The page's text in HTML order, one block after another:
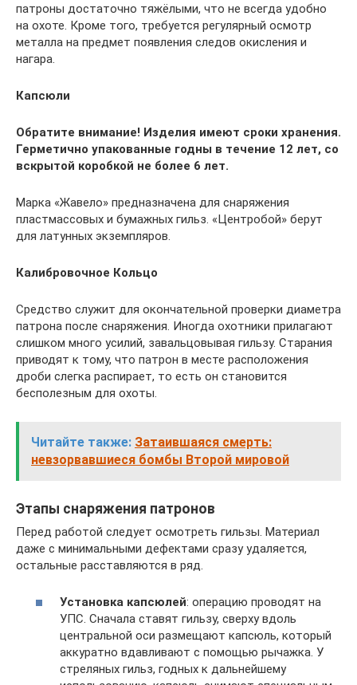
патроны достаточно тяжёлыми, что не всегда удобно
на охоте. Кроме того, требуется регулярный осмотр
металла на предмет появления следов окисления и
нагара.
Капсюли
Обратите внимание! Изделия имеют сроки хранения.
Герметично упакованные годны в течение 12 лет, со
вскрытой коробкой не более 6 лет.
Марка «Жавело» предназначена для снаряжения
пластмассовых и бумажных гильз. «Центробой» берут
для латунных экземпляров.
Калибровочное Кольцо
Средство служит для окончательной проверки диаметра
патрона после снаряжения. Иногда охотники прилагают
слишком много усилий, завальцовывая гильзу. Старания
приводят к тому, что патрон в месте расположения
дроби слегка распирает, то есть он становится
бесполезным для охоты.
Читайте также: Затаившаяся смерть:
невзорвавшиеся бомбы Второй мировой
Этапы снаряжения патронов
Перед работой следует осмотреть гильзы. Материал
даже с минимальными дефектами сразу удаляется,
остальные расставляются в ряд.
Установка капсюлей: операцию проводят на
УПС. Сначала ставят гильзу, сверху вдоль
центральной оси размещают капсюль, который
аккуратно вдавливают с помощью рычажка. У
стреляных гильз, годных к дальнейшему